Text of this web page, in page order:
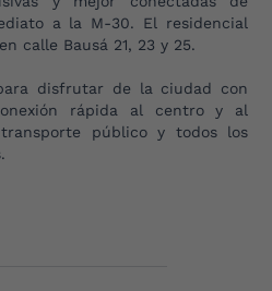
a la M-30. El residencial
calle Bausá 21, 23 y 25.
disfrutar de la ciudad con
rápida al centro y al
público y todos los